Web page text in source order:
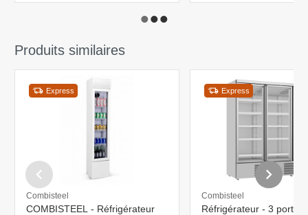
Produits similaires
Express
Combisteel
COMBISTEEL - Réfrigérateur
Express
Combisteel
Réfrigérateur - 3 portes